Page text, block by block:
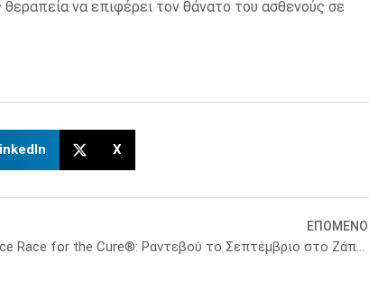
να επιφέρει τον θάνατο του ασθενούς σε
X
ΕΠΟΜΕΝΟ
Greece Race for the Cure®: Ραντεβού το Σεπτέμβριο στο Ζάππειο